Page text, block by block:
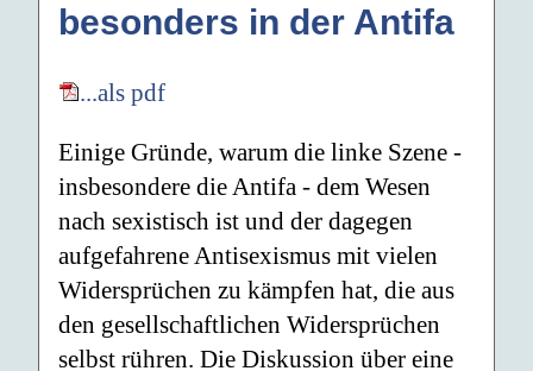
besonders in der Antifa
...als pdf
Einige Gründe, warum die linke Szene -
insbesondere die Antifa - dem Wesen
nach sexistisch ist und der dagegen
aufgefahrene Antisexismus mit vielen
Widersprüchen zu kämpfen hat, die aus
den gesellschaftlichen Widersprüchen
selbst rühren. Die Diskussion über eine